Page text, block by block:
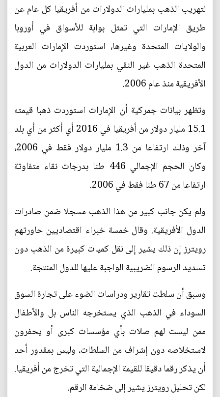
لتهريب الذهب بمليارات الدولارات من أفريقيا كل عام عن
طريق الإمارات التي تمثل بوابة للأسواق في أوروبا
والولايات المتحدة وغيرها، استوردت الإمارات العربية
المتحدة الذهب غير النقي بمليارات الدولارات من الدول
الأفريقية منذ عام 2006.
وتظهر بيانات جمركية أن الإمارات استوردت ذهبا قيمته
15.1 مليار دولار من أفريقيا في 2016 أي أكثر من أي بلد
آخر وذلك ارتفاعا من 1.3 مليار دولار فقط في 2006،
وكان الحجم الإجمالي 446 طنا بدرجات نقاء متفاوتة
ارتفاعا من 67 طنا فقط في 2006.
ولم يكن جانب كبير من هذا الذهب مسجلا ضمن صادرات
الدول الأفريقية. وقال خمسة خبراء اقتصاديين حاورتهم
رويترز إن ذلك يشير إلى نقل كميات كبيرة من الذهب دون
تسديد الرسوم الضريبية الواجبة عليها للدول المنتجة.
وسبق أن سلطت تقارير ودراسات الضوء على تجارة السوق
السوداء في الذهب الذي يستخرجه الناس بل والأطفال
ممن ليست لهم صلات بأي مؤسسات كبرى أو يحفرون
لاستخلاصه دون إشراف من السلطات، وليس بمقدور أحد
أن يذكر رقما دقيقا للقيمة الإجمالية التي تخرج من أفريقيا.
لكن تحليل رويترز يشير إلى ضخامة الرقم.